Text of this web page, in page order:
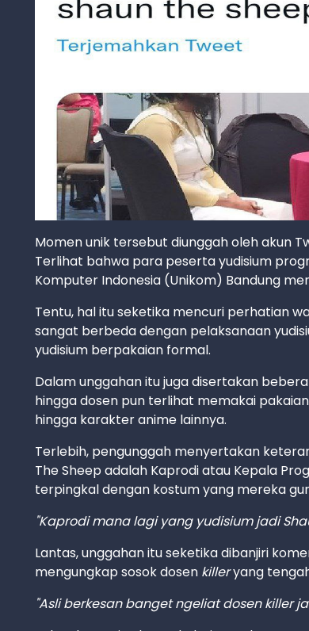
Momen unik tersebut diunggah oleh akun
Terlihat bahwa para peserta yudisium
Komputer Indonesia (Unikom) Bandung
Tentu, hal itu seketika mencuri perhatian
sangat berbeda dengan pelaksanaan
yudisium berpakaian formal.
Dalam unggahan itu juga disertakan
hingga dosen pun terlihat memakai
hingga karakter anime lainnya.
Terlebih, pengunggah menyertakan
The Sheep adalah Kaprodi atau Kepala
terpingkal dengan kostum yang mereka
"Kaprodi mana lagi yang yudisium jadi
Lantas, unggahan itu seketika dibanjiri
mengungkap sosok dosen killeryang
"Asli berkesan banget ngeliat dosen killer